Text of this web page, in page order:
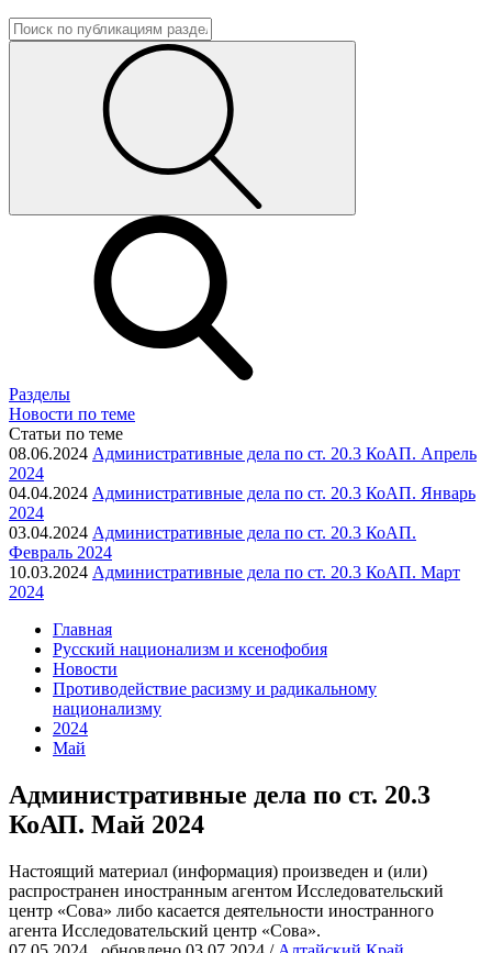
Разделы
Новости по теме
Статьи по теме
08.06.2024 Административные дела по ст. 20.3 КоАП. Апрель
2024
04.04.2024 Административные дела по ст. 20.3 КоАП. Январь
2024
03.04.2024 Административные дела по ст. 20.3 КоАП.
Февраль 2024
10.03.2024 Административные дела по ст. 20.3 КоАП. Март
2024
Главная
Русский национализм и ксенофобия
Новости
Противодействие расизму и радикальному
национализму
2024
Май
Административные дела по ст. 20.3
КоАП. Май 2024
Настоящий материал (информация) произведен и (или)
распространен иностранным агентом Исследовательский
центр «Сова» либо касается деятельности иностранного
агента Исследовательский центр «Сова».